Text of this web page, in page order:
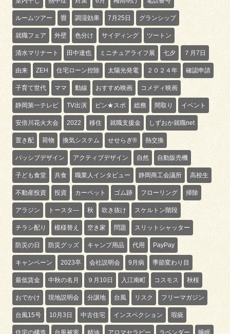
ルームツアー 畳 調湿効果 7月25日 グランシップ
就職フェア 外壁 色分け サイディング ツートン
清水マリナート 田中達也 ミニチュアライフ展 七夕 ７月7日
由来 ZEH 住宅ローン控除 太陽光発電 ２０２４年 確認申請
子育て世代 ママ 動線 おすすめ映画 コメディ映画
静岡第一テレビ TV出演 ピン★スポ 総務 間取り イベント
安倍川花火大会 2022 移住 就職支援金 しずおか就職net
置き配 荷物 換気システム せせらぎ® 熱交換
パッシブデザイン アクティブデザイン 自然 自動販売機
子ども食堂 共食 職業人インタビュー 静岡商工会議所 高校生
不動産投資 投資 カーペット ゴム跡 フローリング 掃除
アラジン トースタ― 秋 吹き抜け スケルトン階段
チラシ配り 模様替え 空き家 問題 スリットシャッター
防災の日 防災グッズ キャンプ用品 代用 PayPay
キャンペーン 2023卒 会社説明会 9月病 季節変わり目
最低賃金 中秋の名月 ９月10日 入江南町 コスモス 秋桜
おでかけ 現地説明会 分譲地 台風 リスク フリーマガジン
台風15号 10月3日 中古住宅 インスペクション 瑕疵
住宅の構造 台風被害 精油 アロマセラピー ラベンダー 睡眠